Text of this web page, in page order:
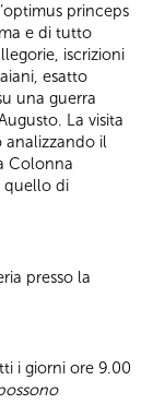
princeps
e di tutto
iscrizioni
esatto
una guerra
La visita
analizzando il
Colonna
quello di
presso la
i giorni ore 9.00